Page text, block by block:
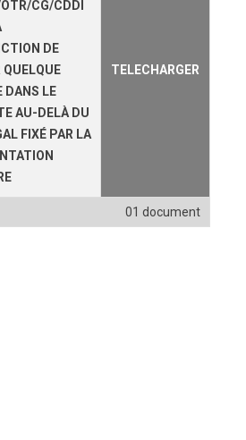
01 document
CG/CDDI
DE
QUELQUE
DANS LE
AU-DELÀ DU
FIXÉ PAR LA
TELECHARGER